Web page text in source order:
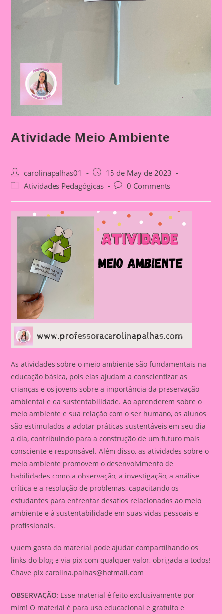
Atividade Meio Ambiente
Post
author:
carolinapalhas01
Post
published:
15 de May de 2023
PostAtividades Pedagógicas
Post0 Comments
As atividades sobre o meio ambiente são fundamentais na
educação básica, pois elas ajudam a conscientizar as
crianças e os jovens sobre a importância da preservação
ambiental e da sustentabilidade. Ao aprenderem sobre o
meio ambiente e sua relação com o ser humano, os alunos
são estimulados a adotar práticas sustentáveis em seu dia
a dia, contribuindo para a construção de um futuro mais
consciente e responsável. Além disso, as atividades sobre o
meio ambiente promovem o desenvolvimento de
habilidades como a observação, a investigação, a análise
crítica e a resolução de problemas, capacitando os
estudantes para enfrentar desafios relacionados ao meio
ambiente e à sustentabilidade em suas vidas pessoais e
profissionais.
Quem gosta do material pode ajudar compartilhando os
links do blog e via pix com qualquer valor, obrigada a todos!
Chave pixcarolina.palhas@hotmail.com
OBSERVAÇÃO: Esse material é feito exclusivamente por
mim! O material é para uso educacional e gratuito e